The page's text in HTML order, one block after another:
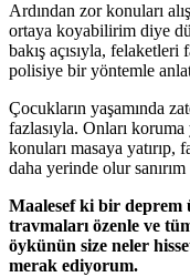
Ardından zor konuları
ortaya koyabilirim diye
bakış açısıyla, felaketleri
polisiye bir yöntemle
Çocukların yaşamında
fazlasıyla. Onları
konuları masaya yatırıp,
daha yerinde olur sanırım
Maalesef ki bir deprem
travmaları özenle ve
öykünün size neler
merak ediyorum.